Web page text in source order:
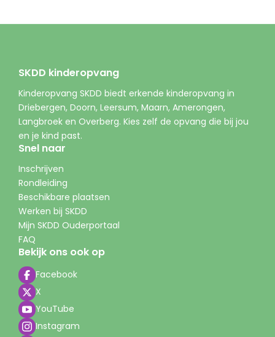
SKDD kinderopvang
Kinderopvang SKDD biedt erkende kinderopvang in
Driebergen, Doorn, Leersum, Maarn, Amerongen,
Langbroek en Overberg. Kies zelf de opvang die bij jou
en je kind past.
Snel naar
Inschrijven
Rondleiding
Beschikbare plaatsen
Werken bij SKDD
Mijn SKDD Ouderportaal
FAQ
Bekijk ons ook op
Facebook
X
YouTube
Instagram